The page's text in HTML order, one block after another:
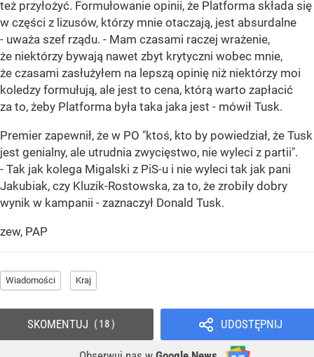
też przyłożyć. Formułowanie opinii, że Platforma składa się
w części z lizusów, którzy mnie otaczają, jest absurdalne
- uważa szef rządu. - Mam czasami raczej wrażenie,
że niektórzy bywają nawet zbyt krytyczni wobec mnie,
że czasami zasłużyłem na lepszą opinię niż niektórzy moi
koledzy formułują, ale jest to cena, którą warto zapłacić
za to, żeby Platforma była taka jaka jest - mówił Tusk.
Premier zapewnił, że w PO "ktoś, kto by powiedział, że Tusk
jest genialny, ale utrudnia zwycięstwo, nie wyleci z partii".
- Tak jak kolega Migalski z PiS-u i nie wyleci tak jak pani
Jakubiak, czy Kluzik-Rostowska, za to, że zrobiły dobry
wynik w kampanii - zaznaczył Donald Tusk.
zew, PAP
Wiadomości Kraj
UDOSTĘPNIJ
SKOMENTUJ 18